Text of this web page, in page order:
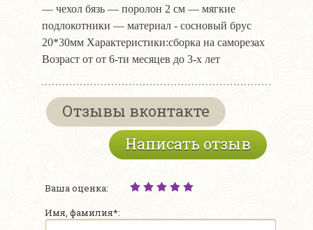
— чехол бязь — поролон 2 см — мягкие
подлокотники — материал - сосновый брус
20*30мм Характеристики:сборка на саморезах
Возраст от от 6-ти месяцев до 3-х лет
Отзывы вконтакте
Написать отзыв
Ваша оценка:
Имя, фамилия*: